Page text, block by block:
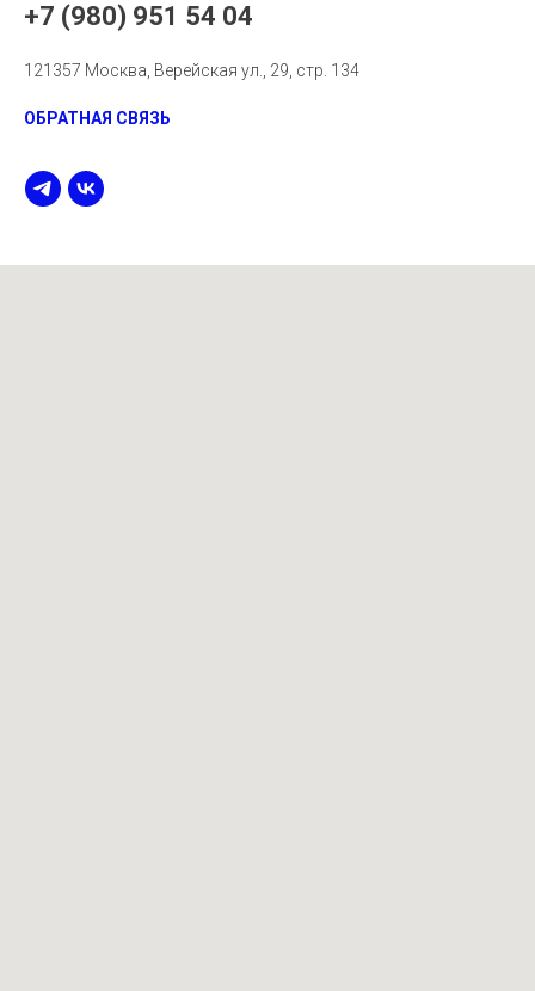
+7 (980) 951 54 04
121357 Москва, Верейская ул., 29, стр. 134
ОБРАТНАЯ СВЯЗЬ